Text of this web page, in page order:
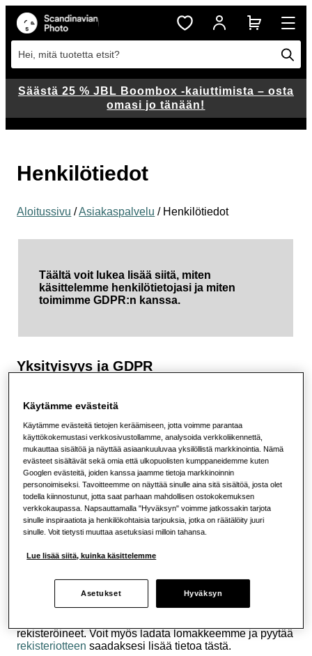
Hei, mitä tuotetta etsit?
Henkilötiedot
Aloitussivu /Asiakaspalvelu / Henkilötiedot
Täältä voit lukea lisää siitä, miten
käsittelemme henkilötietojasi ja miten
toimimme GDPR:n kanssa.
Yksityisyys ja GDPR
Scandinavian Photo toimii meille toimittamiesi
henkilötietojen rekisterinpitäjänä ja on vastuussa
henkilötiedoistasi sovellettavan tietosuojalain
mukaisesti.Tietosuojakäytännössämmekerromme,
miten käsittelemme henkilötietojasi, kun käyt
verkkosivuillamme, rekisteröit itsellesi käyttäjätilin tai
kun olet jollain muulla tavalla yhteydessä meihin. Tässä
käytännössä on lisäksi tietoja henkilötietojesi käsittelyyn
liittyvistä yleisen tietosuoja-asetuksen (GDPR)
mukaisista oikeuksistasi.
muuttamalla asetuksiasi verkkosivustollamme tai
uutiskirjeen tilaaja, voit halutessasi peruuttaa
uutiskirjeen tilauksen klikkaamalla uutiskirjeen
alareunasta löytyvää linkkiä. Omilta sivuilta löydät kaikki
rekisteröineet. Voit myös ladata lomakkeemme ja pyytää
rekisteriotteen saadaksesi lisää tietoa tästä.
Säästä 25 % JBL Boombox -kaiuttimista – osta
omasi jo tänään!
Käytämme evästeitä
Käytämme evästeitä tietojen keräämiseen, jotta voimme parantaa
käyttökokemustasi verkkosivustollamme, analysoida verkkoliikennettä,
mukauttaa sisältöä ja näyttää asiaankuuluvaa yksilöllistä markkinointia. Nämä
evästeet sisältävät sekä omia että ulkopuolisten kumppaneidemme kuten
Googlen evästeitä, joiden kanssa jaamme tietoja markkinoinnin
personoimiseksi. Tavoitteemme on näyttää sinulle aina sitä sisältöä, josta olet
todella kiinnostunut, jotta saat parhaan mahdollisen ostokokemuksen
verkkokaupassa. Napsauttamalla "Hyväksyn" voimme jatkossakin tarjota
sinulle inspiraatiota ja henkilökohtaisia tarjouksia, jotka on räätälöity juuri
sinulle. Voit tietysti muuttaa asetuksiasi milloin tahansa.
Lue lisää siitä, kuinka käsittelemme
Asetukset Hyväksyn